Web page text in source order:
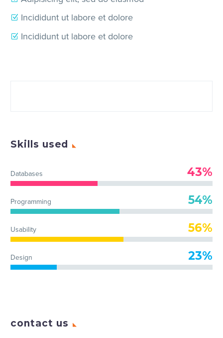
Incididunt ut labore et dolore
Incididunt ut labore et dolore
Skills used
Databases 43%
Programming 54%
Usability 56%
Design 23%
contact us